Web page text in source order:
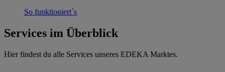
So funktioniert´s
Services im Überblick
Hier findest du alle Services unseres EDEKA Marktes.